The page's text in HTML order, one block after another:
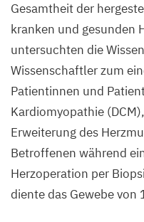
Zelle.
Bildern
dass
Gesamtheit der
kranken und gesunden
untersuchten die
Wissenschaftler zum
Patientinnen und
Kardiomyopathie (DCM
Erweiterung des
Betroffenen während
Herzoperation per
diente das Gewebe von